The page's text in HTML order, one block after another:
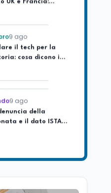
9 ago
il tech per la
cosa dicono i
italiani nel 2025
9 ago
della
e il dato ISTAT
online dei